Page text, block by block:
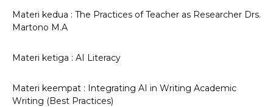
Materi kedua : The Practices of Teacher as Researcher Drs.
Martono M.A
Materi ketiga : AI Literacy
Materi keempat : Integrating AI in Writing Academic
Writing (Best Practices)